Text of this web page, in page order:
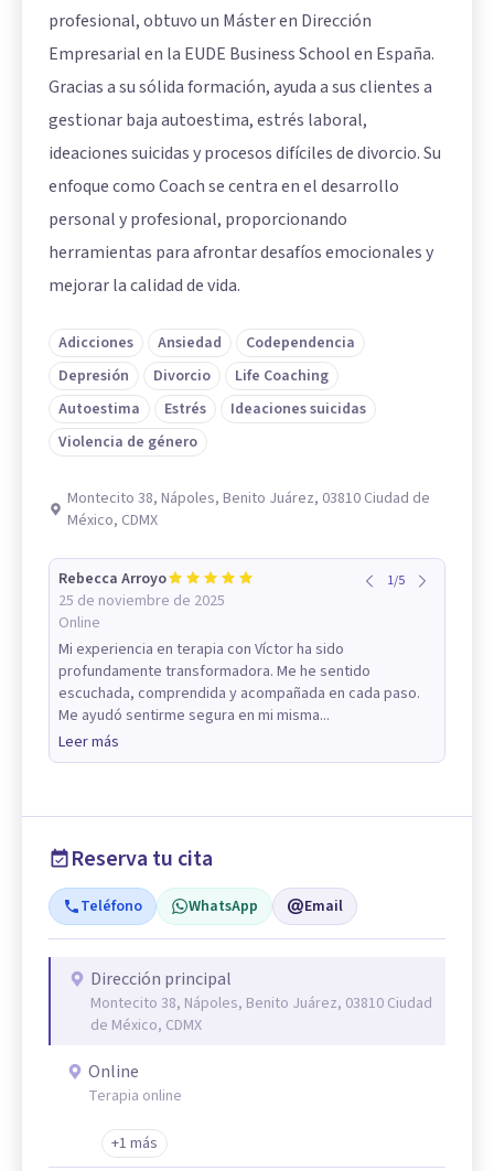
profesional, obtuvo un Máster en Dirección
Empresarial en la EUDE Business School en España.
Gracias a su sólida formación, ayuda a sus clientes a
gestionar baja autoestima, estrés laboral,
ideaciones suicidas y procesos difíciles de divorcio. Su
enfoque como Coach se centra en el desarrollo
personal y profesional, proporcionando
herramientas para afrontar desafíos emocionales y
mejorar la calidad de vida.
Adicciones Ansiedad
Codependencia
Depresión
Divorcio
Life Coaching
Autoestima
Estrés
Ideaciones suicidas
Violencia de género
Montecito 38, Nápoles, Benito Juárez, 03810 Ciudad de
México, CDMX
Rebecca Arroyo
25 de noviembre de 2025
Online
1/5
Mi experiencia en terapia con Víctor ha sido
profundamente transformadora. Me he sentido
escuchada, comprendida y acompañada en cada paso.
Me ayudó sentirme segura en mi misma...
Leer más
Reserva tu cita
Teléfono WhatsApp Email
Dirección principal
Montecito 38, Nápoles, Benito Juárez, 03810 Ciudad
de México, CDMX
Online
Terapia online
+1 más